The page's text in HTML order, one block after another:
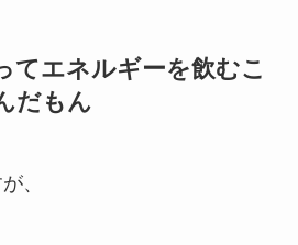
てエネルギーを飲むこ
だもん
、